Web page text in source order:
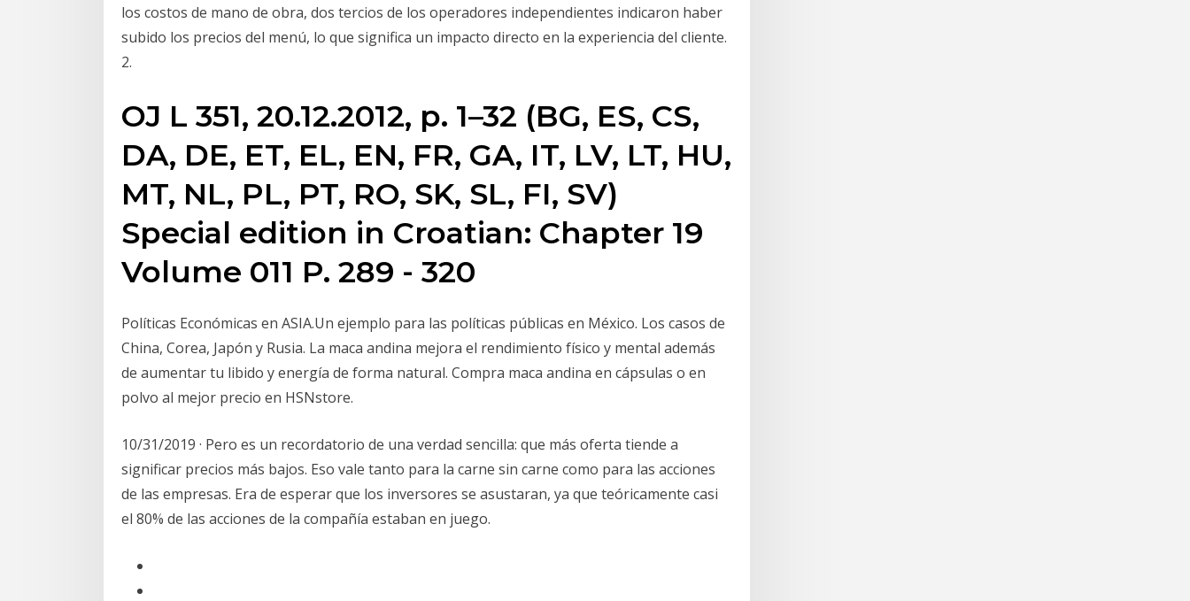
los costos de mano de obra, dos tercios de los operadores independientes indicaron haber
subido los precios del menú, lo que significa un impacto directo en la experiencia del cliente.
2.
OJ L 351, 20.12.2012, p. 1–32 (BG, ES, CS,
DA, DE, ET, EL, EN, FR, GA, IT, LV, LT, HU,
MT, NL, PL, PT, RO, SK, SL, FI, SV)
Special edition in Croatian: Chapter 19
Volume 011 P. 289 - 320
Políticas Económicas en ASIA.Un ejemplo para las políticas públicas en México. Los casos de
China, Corea, Japón y Rusia. La maca andina mejora el rendimiento físico y mental además
de aumentar tu libido y energía de forma natural. Compra maca andina en cápsulas o en
polvo al mejor precio en HSNstore.
10/31/2019 · Pero es un recordatorio de una verdad sencilla: que más oferta tiende a
significar precios más bajos. Eso vale tanto para la carne sin carne como para las acciones
de las empresas. Era de esperar que los inversores se asustaran, ya que teóricamente casi
el 80% de las acciones de la compañía estaban en juego.